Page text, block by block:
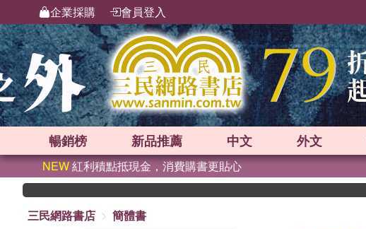
企業採購 會員登入
暢銷榜 新品推薦 中文 外文
NEW紅利積點抵現金，消費購書更貼心
三民網路書店
簡體書